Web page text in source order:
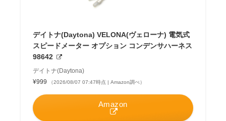
デイトナ(Daytona) VELONA(ヴェローナ) 電気式
スピードメーター オプション コンデンサハーネス
98642
デイトナ(Daytona)
¥999
（2026/08/07 07:47時点 | Amazon調べ）
Amazon